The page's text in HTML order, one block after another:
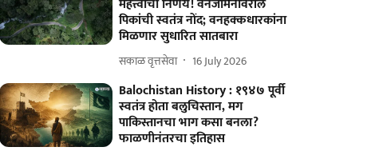
महत्त्वाचा निर्णय! वनजमिनीवरील
पिकांची स्वतंत्र नोंद; वनहक्कधारकांना
मिळणार सुधारित सातबारा
सकाळ वृत्तसेवा 16 July 2026
Balochistan History : १९४७ पूर्वी
स्वतंत्र होता बलुचिस्तान, मग
पाकिस्तानचा भाग कसा बनला?
फाळणीनंतरचा इतिहास